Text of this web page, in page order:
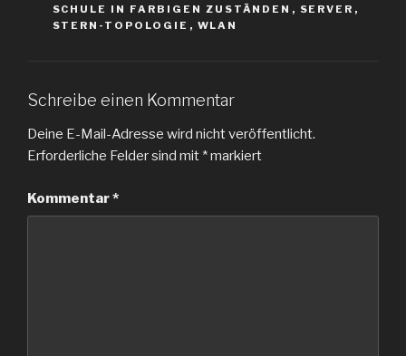
SCHULE IN FARBIGEN ZUSTÄNDEN , SERVER ,
STERN-TOPOLOGIE , WLAN
Schreibe einen Kommentar
Deine E-Mail-Adresse wird nicht veröffentlicht.
Erforderliche Felder sind mit *markiert
Kommentar*